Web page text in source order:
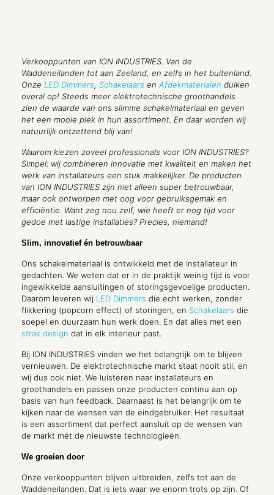
Verkooppunten van ION INDUSTRIES. Van de
Waddeneilanden tot aan Zeeland, en zelfs in het buitenland.
Onze LED Dimmers, Schakelaars en Afdekmaterialen duiken
overal op! Steeds meer elektrotechnische groothandels
zien de waarde van ons slimme schakelmateriaal en geven
het een mooie plek in hun assortiment. En daar worden wij
natuurlijk ontzettend blij van!
Waarom kiezen zoveel professionals voor ION INDUSTRIES?
Simpel: wij combineren innovatie met kwaliteit en maken het
werk van installateurs een stuk makkelijker. De producten
van ION INDUSTRIES zijn niet alleen super betrouwbaar,
maar ook ontworpen met oog voor gebruiksgemak en
efficiëntie. Want zeg nou zelf, wie heeft er nog tijd voor
gedoe met lastige installaties? Precies, niemand!
Slim, innovatief én betrouwbaar
Ons schakelmateriaal is ontwikkeld met de installateur in
gedachten. We weten dat er in de praktijk weinig tijd is voor
ingewikkelde aansluitingen of storingsgevoelige producten.
Daarom leveren wij LED Dimmers die echt werken, zonder
flikkering (popcorn effect) of storingen, en Schakelaars die
soepel en duurzaam hun werk doen. En dat alles met een
strak design dat in elk interieur past.
Bij ION INDUSTRIES vinden we het belangrijk om te blijven
vernieuwen. De elektrotechnische markt staat nooit stil, en
wij dus ook niet. We luisteren naar installateurs en
groothandels en passen onze producten continu aan op
basis van hun feedback. Daarnaast is het belangrijk om te
kijken naar de wensen van de eindgebruiker. Het resultaat
is een assortiment dat perfect aansluit op de wensen van
de markt mét de nieuwste technologieën.
We groeien door
Onze verkooppunten blijven uitbreiden, zelfs tot aan de
Waddeneilanden. Dat is iets waar we enorm trots op zijn. Of